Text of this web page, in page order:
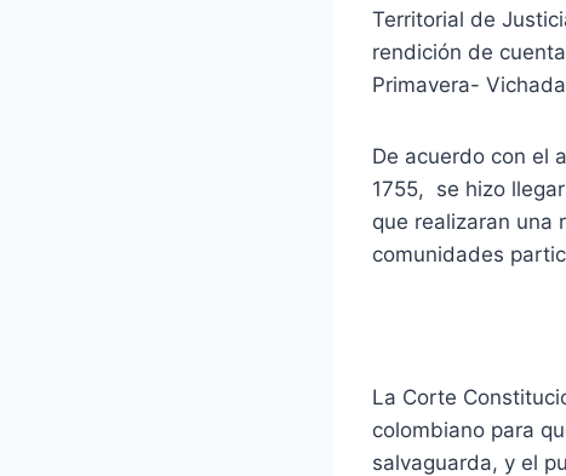
Territorial de
rendición de
Primavera-
De acuerdo con el
1755, se hizo
que realizaran una
comunidades
La Corte
colombiano para
salvaguarda, y el